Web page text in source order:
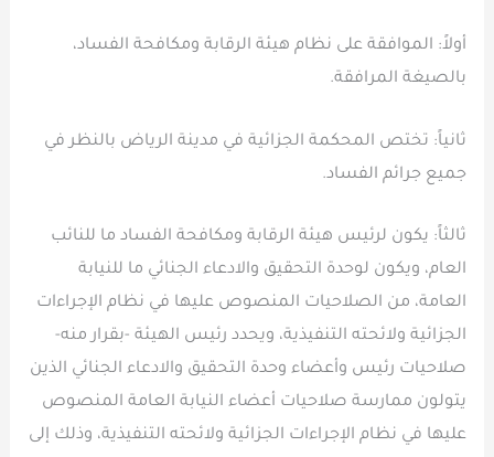
أولاً: الموافقة على نظام هيئة الرقابة ومكافحة الفساد،
بالصيغة المرافقة.
ثانياً: تختص المحكمة الجزائية في مدينة الرياض بالنظر في
جميع جرائم الفساد.
ثالثاً: يكون لرئيس هيئة الرقابة ومكافحة الفساد ما للنائب
العام، ويكون لوحدة التحقيق والادعاء الجنائي ما للنيابة
العامة، من الصلاحيات المنصوص عليها في نظام الإجراءات
الجزائية ولائحته التنفيذية، ويحدد رئيس الهيئة -بقرار منه-
صلاحيات رئيس وأعضاء وحدة التحقيق والادعاء الجنائي الذين
يتولون ممارسة صلاحيات أعضاء النيابة العامة المنصوص
عليها في نظام الإجراءات الجزائية ولائحته التنفيذية، وذلك إلى